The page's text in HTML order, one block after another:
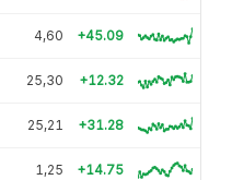
4,60 +45.09
25,30 +12.32
25,21 +31.28
1,25 +14.75